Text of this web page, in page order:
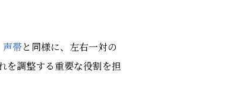
声帯と同様に、左右一対の
を調整する重要な役割を担